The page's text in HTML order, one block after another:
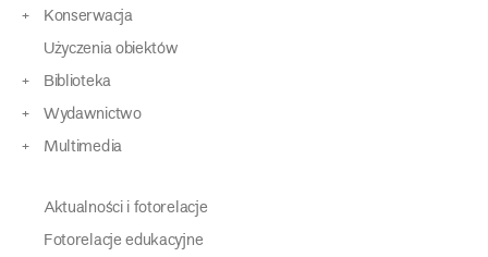
Konserwacja
Użyczenia obiektów
Biblioteka
Wydawnictwo
Multimedia
Aktualności i fotorelacje
Fotorelacje edukacyjne